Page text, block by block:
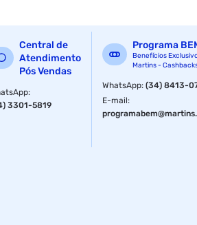
Central de
Atendimento
Pós Vendas
:
3301-5819
Programa
Benefícios
Martins -
WhatsApp:(34) 8413-
E-mail: